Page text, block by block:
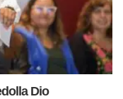
Dio